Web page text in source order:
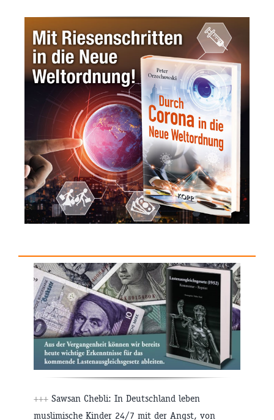
+++ Sawsan Chebli: In Deutschland leben
muslimische Kinder 24/7 mit der Angst, von